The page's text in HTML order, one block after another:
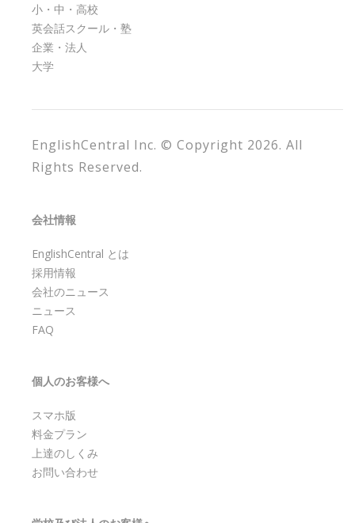
小・中・高校
英会話スクール・塾
企業・法人
大学
EnglishCentral Inc. © Copyright 2026. All
Rights Reserved.
会社情報
EnglishCentral とは
採用情報
会社のニュース
ニュース
FAQ
個人のお客様へ
スマホ版
料金プラン
上達のしくみ
お問い合わせ